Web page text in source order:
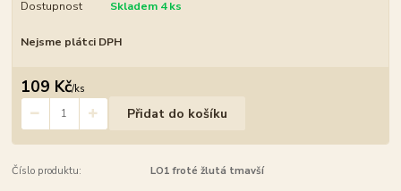
Dostupnost Skladem 4 ks
Nejsme plátci DPH
109 Kč/ks
Přidat do košíku
Číslo produktu: LO1 froté žlutá tmavší